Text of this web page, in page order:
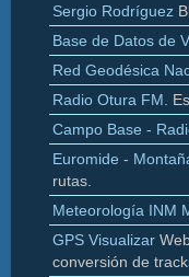
Sergio Rodríguez
Base de Datos de
Red Geodésica
Radio Otura FM.
Campo Base -
Euromide -
rutas.
Meteorología INM
GPS Visualizar
conversión de